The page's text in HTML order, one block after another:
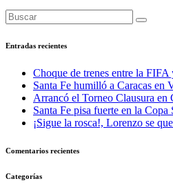
Entradas recientes
Choque de trenes entre la
Santa Fe humilló a Caracas en
Arrancó el Torneo Clausura en
Santa Fe pisa fuerte en la Copa
¡Sigue la rosca!, Lorenzo se
Comentarios recientes
Categorías